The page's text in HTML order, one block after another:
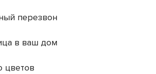
перезвон
в ваш дом
цветов